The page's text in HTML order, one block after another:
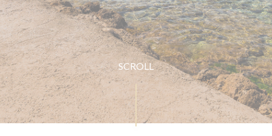
SCROLL